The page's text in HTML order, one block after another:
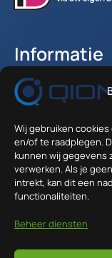
Wij gebruiken
en/of te raadplegen.
kunnen wij gegevens
verwerken. Als je
intrekt, kan dit een
functionaliteiten.
Beheer diensten
Informatie
Accountgegevens
Winkelwagen
Verzenden en
Algemene
Contact
Anodeweg 1 - 36